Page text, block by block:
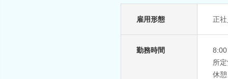
雇用形態 正
勤務時間
所
休